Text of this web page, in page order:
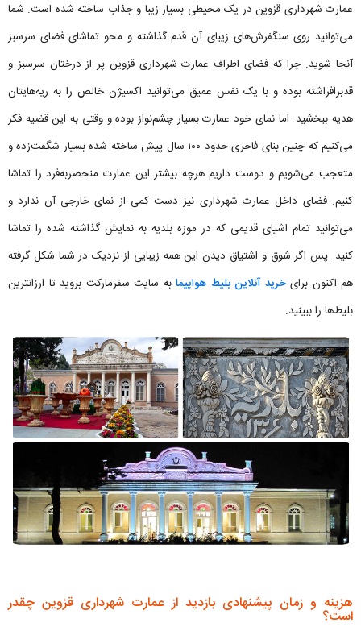
عمارت شهرداری قزوین در یک محیطی بسیار زیبا و جذاب ساخته شده است. شما
می‌توانید روی سنگفرش‌های زیبای آن قدم گذاشته و محو تماشای فضای سرسبز
آنجا شوید. چرا که فضای اطراف عمارت شهرداری قزوین پر از درختان سرسبز و
قدبرافراشته بوده و با یک نفس عمیق می‌توانید اکسیژن خالص را به ریه‌هایتان
هدیه ببخشید. اما نمای خود عمارت بسیار چشم‌نواز بوده و وقتی به این قضیه فکر
می‌کنیم که چنین بنای فاخری حدود ۱۰۰ سال پیش ساخته شده بسیار شگفت‌زده و
متعجب می‌شویم و دوست داریم هرچه بیشتر این عمارت منحصربه‌فرد را تماشا
کنیم. فضای داخل عمارت شهرداری نیز دست کمی از نمای خارجی آن ندارد و
می‌توانید تمام اشیای قدیمی که در موزه بلدیه به نمایش گذاشته شده را تماشا
کنید. پس اگر شوق و اشتیاق دیدن این همه زیبایی از نزدیک در شما شکل گرفته
هم اکنون برایخرید آنلاین بلیط هواپیمابه سایت سفرمارکت بروید تا ارزانترین
بلیط‌ها را ببینید.
هزینه و زمان پیشنهادی بازدید از عمارت شهرداری قزوین چقدر
است؟